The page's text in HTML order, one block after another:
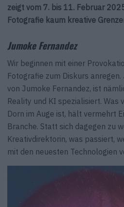
zeigt vom 7. bis 11. Februar
Fotografie kaum kreative
Jumoke Fernandez
Wir beginnen mit einer
Fotografie zum Diskurs anregen.
von Jumoke Fernandez, ist
Reality und KI spezialisiert. Was
Dorn im Auge ist, hält vermehrt
Branche. Statt sich dagegen zu
Kreativdirektorin, was passiert,
mit den neuesten Technologien